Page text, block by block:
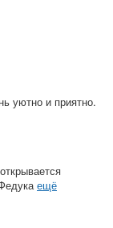
уютно и приятно.
ещё